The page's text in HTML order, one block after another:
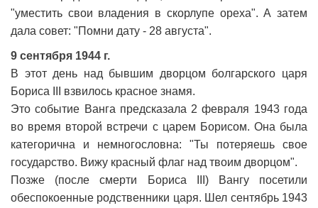
"уместить свои владения в скорлупе ореха". А затем
дала совет: "Помни дату - 28 августа".
9 сентября 1944 г.
В этот день над бывшим дворцом болгарского царя
Бориса III взвилось красное знамя.
Это событие Ванга предсказала 2 февраля 1943 года
во время второй встречи с царем Борисом. Она была
категорична и немногословна: "Ты потеряешь свое
государство. Вижу красный флаг над твоим дворцом".
Позже (после смерти Бориса III) Вангу посетили
обеспокоенные родственники царя. Шел сентябрь 1943